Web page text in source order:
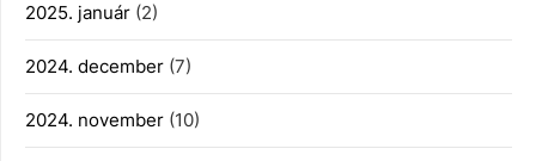
2025. január (2)
2024. december (7)
2024. november (10)